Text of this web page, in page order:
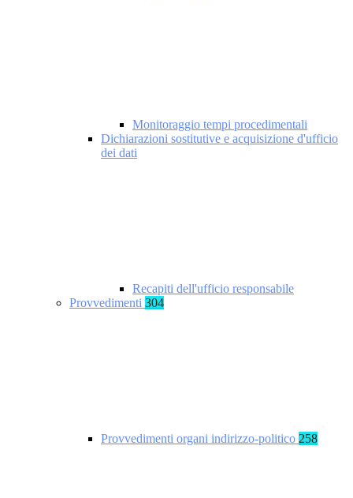
Monitoraggio tempi procedimentali
Dichiarazioni sostitutive e acquisizione d'ufficio
dei dati
Recapiti dell'ufficio responsabile
Provvedimenti 304
Provvedimenti organi indirizzo-politico 258